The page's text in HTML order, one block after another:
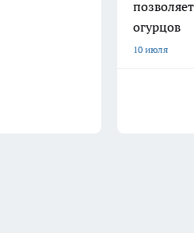
огурцов
10 июля